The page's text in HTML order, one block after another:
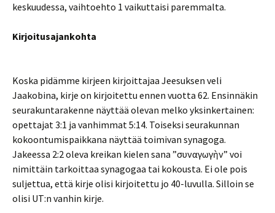
keskuudessa, vaihtoehto 1 vaikuttaisi paremmalta.
Kirjoitusajankohta
Koska pidämme kirjeen kirjoittajaa Jeesuksen veli
Jaakobina, kirje on kirjoitettu ennen vuotta 62. Ensinnäkin
seurakuntarakenne näyttää olevan melko yksinkertainen:
opettajat 3:1 ja vanhimmat 5:14. Toiseksi seurakunnan
kokoontumispaikkana näyttää toimivan synagoga.
Jakeessa 2:2 oleva kreikan kielen sana ”συναγωγὴν” voi
nimittäin tarkoittaa synagogaa tai kokousta. Ei ole pois
suljettua, että kirje olisi kirjoitettu jo 40-luvulla. Silloin se
olisi UT:n vanhin kirje.